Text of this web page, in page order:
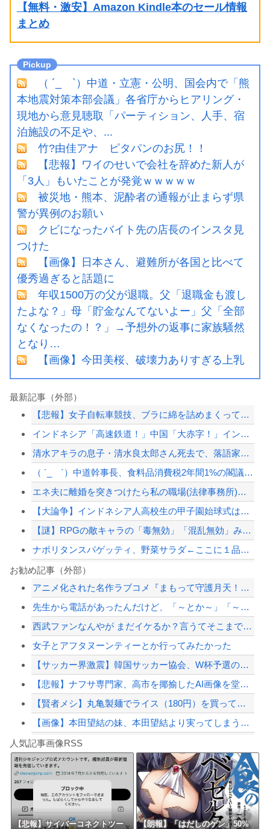
【無料・激安】Amazon Kindle本のセール情報
まとめ
（ ´_ゝ`）中道・立憲・公明、国会内で「熊
本地震対策本部会議」各省庁からヒアリング・
現地から意見聴取「パーティション、人手、宿
泊施設の不足や、...
竹?由佳アナ ピタパンのお尻！！
【悲報】ワイのせいで会社を辞めた新人が
「3人」もいたことが発覚ｗｗｗｗｗ
被災地・熊本、泥酔者の通報が止まらず県
警が異例のお願い
クビになったバイト先の店長のインスタ見
つけた
【画像】日本さん、避難所が各国と比べて
優秀過ぎると話題に
年収1500万の父が退職。父「退職金も渡し
たよな？」母「貯金なんてないよー」父「全部
なくなったの！？」→予想外の返事に家族騒然
となり…
【画像】今田美桜、破壊力ありすぎる上乳
最新記事（外部）
【悲報】女子自転車競技、ブラに綿を詰めまくって空気抵抗を減らすチート技が発覚ｗｗ...
インドネシア「高速鉄道！」中国「大赤字！」インドネシア「運営会社の株式購入！（負...
清水アキラの息子・清水良太郎さん死去で、落語家・柳家小はだが「いじめ」「暴行」被...
（ ´_ゝ`）中道幹事長、食料品消費税2年間1%の閣議決定を批判 → 記者「中道...
エネ夫に離婚を突きつけたら私の職場(法律事務所)に乗り込んできた 堂々と「離婚の...
【大論争】インドネシア人高校生の甲子園始球式は「国際交流」か「政治利用」か
【謎】RPGの敵キャラの「毒無効」「混乱無効」みたいなのって冷静に考えるとおかし...
ナポリタンスパゲッティ、野菜サラダ←ここに１品加えて最強しろ
『ゴーストリコン ワイルドランズ』無料アプデ！
被災地・熊本、泥酔者の通報が止まらず県警が異例のお願い
被災地・熊本、泥酔者の通報が止まらず県警が異例のお願い
韓国警察、大韓サッカー協会を家宅捜索 代表監督選考巡り
【緊急速報】NYで警官が黒人男性の首を絞め、暴動第二波不可避へ
Powered by livedoor 相互RSS
お勧め記事（外部）
アニメ化された名作ラブコメ『まもって守護月天！』が「全巻99円」の激安セール開催...
先生から電話があったんだけど、「～とか～」「～とか考えて～」と何度も言ってたのが...
西武ファンなんやが まだイケるか？言うてそこまで深刻な状況ちゃうよな？
女子とアフタヌーンティーとか行ってみたかった
【サッカー界激震】韓国サッカー協会、W杯予選の審判に“性接待”していたことが発覚...
【悲報】ナフサ専門家、高市を揶揄したAI画像を堂々と載せる （※画像あり）
【賢者メシ】丸亀製麺でライス（180円）を買って天かす乗っけてタレをかけて食うと...
【画像】本田望結の妹、本田望結より実ってしまうｗｗｗｗｗｗｗｗ
白石「あ、あきら様……？」あきら「……白石」
8/4のニュース
日本旅行キャンセルすべきか…1万年ぶり史上最大級の火山の兆し＝韓国の反応
更新中止のお知らせ
人気記事画像RSS
【悲報】サイバーコネクトツー
【朗報】「はだしのゲン」50%